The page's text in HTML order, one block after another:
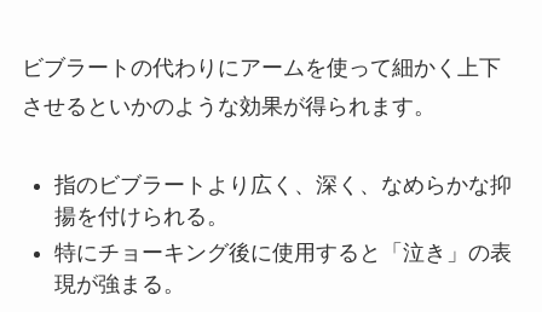
ビブラートの代わりにアームを使って細かく上下
させるといかのような効果が得られます。
指のビブラートより広く、深く、なめらかな抑
揚を付けられる。
特にチョーキング後に使用すると「泣き」の表
現が強まる。